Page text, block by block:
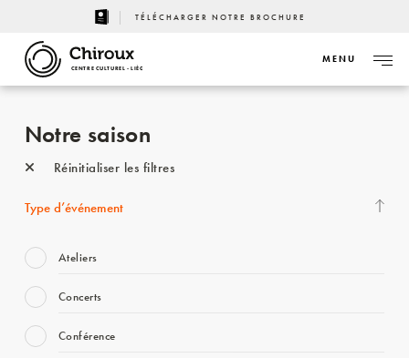
TÉLÉCHARGER NOTRE BROCHURE
CENTRE CULTUREL - LIÈGE
MENU
Notre saison
Réinitialiser les filtres
Type d’événement
Ateliers
Concerts
Conférence